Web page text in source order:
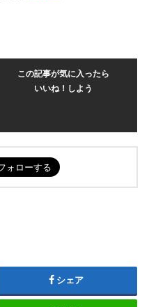
この記事が気に入ったら
いいね！しよう
シェア